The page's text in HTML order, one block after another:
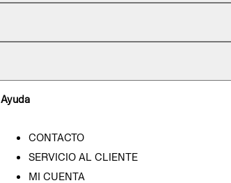
Ayuda
CONTACTO
SERVICIO AL CLIENTE
MI CUENTA